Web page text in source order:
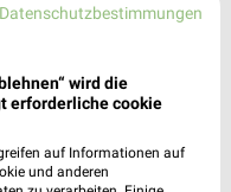
18,6 km
draußen kochen
Datenschutzbestimmungen
wird die
erforderliche cookie
auf Informationen auf
und anderen